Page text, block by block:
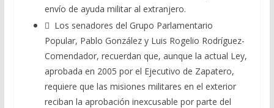
envío de ayuda militar al extranjero.
 Los senadores del Grupo Parlamentario
Popular, Pablo González y Luis Rogelio Rodríguez-
Comendador, recuerdan que, aunque la actual Ley,
aprobada en 2005 por el Ejecutivo de Zapatero,
requiere que las misiones militares en el exterior
reciban la aprobación inexcusable por parte del